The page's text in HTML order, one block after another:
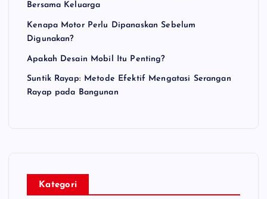
Bersama Keluarga
Kenapa Motor Perlu Dipanaskan Sebelum
Digunakan?
Apakah Desain Mobil Itu Penting?
Suntik Rayap: Metode Efektif Mengatasi Serangan
Rayap pada Bangunan
Kategori